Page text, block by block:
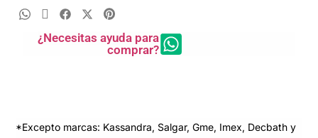
¿Necesitas ayuda para
comprar?
*Excepto marcas: Kassandra, Salgar, Gme, Imex, Decbath y